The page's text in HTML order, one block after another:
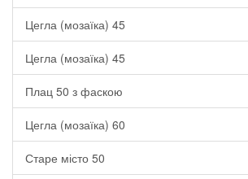
Цегла (мозаїка) 45
Цегла (мозаїка) 45
Плац 50 з фаскою
Цегла (мозаїка) 60
Старе місто 50